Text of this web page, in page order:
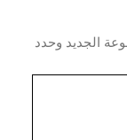
وحدد